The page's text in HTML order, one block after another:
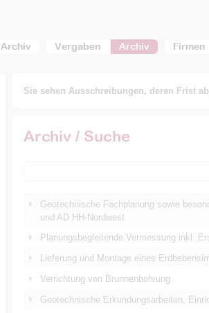
Archiv Vergaben Archiv Firmen
Sie sehen Ausschreibungen, deren Frist
Archiv / Suche
Geotechnische Fachplanung sowie
und AD HH-Nordwest
Planungsbegleitende Vermessung inkl.
Lieferung und Montage eines
Verrichtung von Brunnenbohrung
Geotechnische Erkundungsarbeiten,